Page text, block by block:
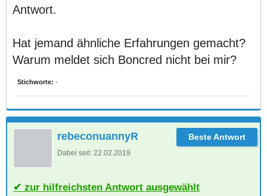
Antwort.
Hat jemand ähnliche Erfahrungen gemacht?
Warum meldet sich Boncred nicht bei mir?
Stichworte: -
rebeconuannyR
Dabei seit: 22.02.2019
zur hilfreichsten Antwort ausgewählt